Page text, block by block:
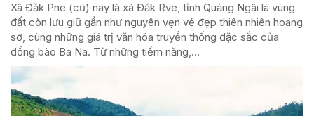
Xã Đăk Pne (cũ) nay là xã Đăk Rve, tỉnh Quảng Ngãi là vùng
đất còn lưu giữ gần như nguyên vẹn vẻ đẹp thiên nhiên hoang
sơ, cùng những giá trị văn hóa truyền thống đặc sắc của
đồng bào Ba Na. Từ những tiềm năng,...